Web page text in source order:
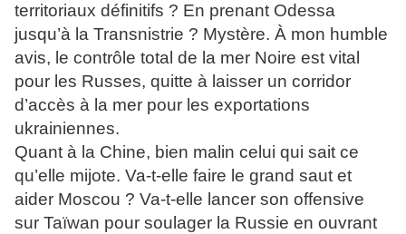
territoriaux définitifs ? En prenant Odessa
jusqu’à la Transnistrie ? Mystère. À mon humble
avis, le contrôle total de la mer Noire est vital
pour les Russes, quitte à laisser un corridor
d’accès à la mer pour les exportations
ukrainiennes.
Quant à la Chine, bien malin celui qui sait ce
qu’elle mijote. Va-t-elle faire le grand saut et
aider Moscou ? Va-t-elle lancer son offensive
sur Taïwan pour soulager la Russie en ouvrant